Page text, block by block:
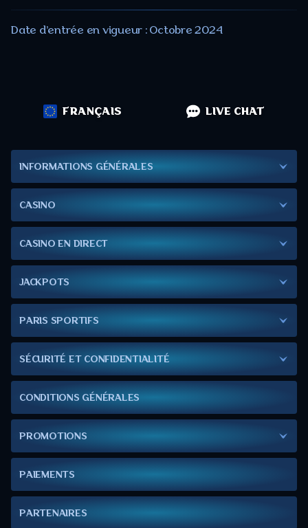
Date d'entrée en vigueur : Octobre 2024
FRANÇAIS LIVE CHAT
INFORMATIONS GÉNÉRALES
CASINO
CASINO EN DIRECT
JACKPOTS
PARIS SPORTIFS
SÉCURITÉ ET CONFIDENTIALITÉ
CONDITIONS GÉNÉRALES
PROMOTIONS
PAIEMENTS
PARTENAIRES